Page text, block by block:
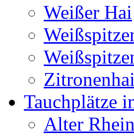
Weißer Hai
Zitronenhai
Tauchplätze
Alter Rhein